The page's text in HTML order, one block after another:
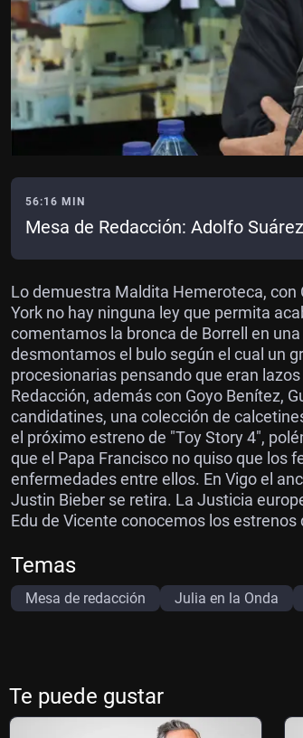
56:16 MIN
Mesa de Redacción: Adolfo
Lo demuestra Maldita Hemeroteca, con
York no hay ninguna ley que permita
comentamos la bronca de Borrell en
desmontamos el bulo según el cual un
procesionarias pensando que eran
Redacción, además con Goyo Benítez,
candidatines, una colección de
el próximo estreno de "Toy Story 4",
que el Papa Francisco no quiso que los
enfermedades entre ellos. En Vigo el
Justin Bieber se retira. La Justicia
Edu de Vicente conocemos los
Temas
Mesa de redacción Julia en la Onda
Te puede gustar